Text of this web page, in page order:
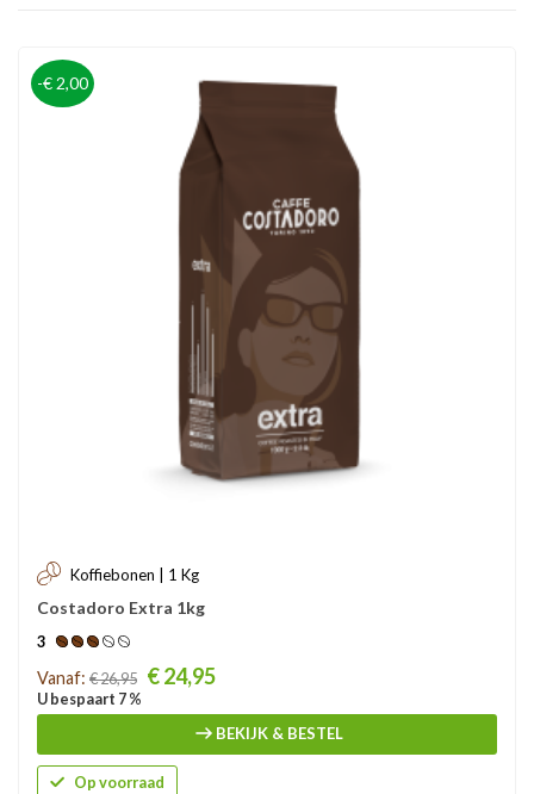
-€ 2,00
Koffiebonen | 1 Kg
Costadoro Extra 1kg
3
Prijs
Vanaf: € 26,95 € 24,95
U bespaart 7 %
BEKIJK & BESTEL
Op voorraad